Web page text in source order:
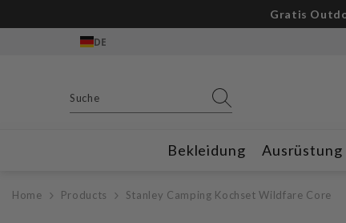
Gratis
DE
Bekleidung Ausrüstung
Home Products Stanley Camping Kochset Wildfare Core